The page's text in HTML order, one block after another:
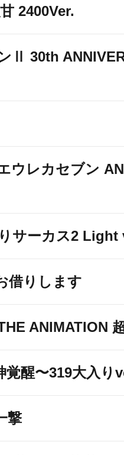
2400Ver.
Ⅱ 30th
ウレカセブン
サーカス2 Light
借りします
ANIMATION
覚醒〜319大入り
撃